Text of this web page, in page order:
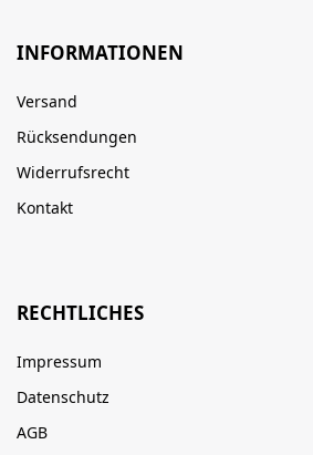
INFORMATIONEN
Versand
Rücksendungen
Widerrufsrecht
Kontakt
RECHTLICHES
Impressum
Datenschutz
AGB